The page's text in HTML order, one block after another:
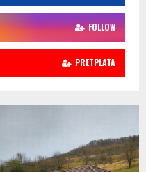
FOLLOW
PRETPLATA